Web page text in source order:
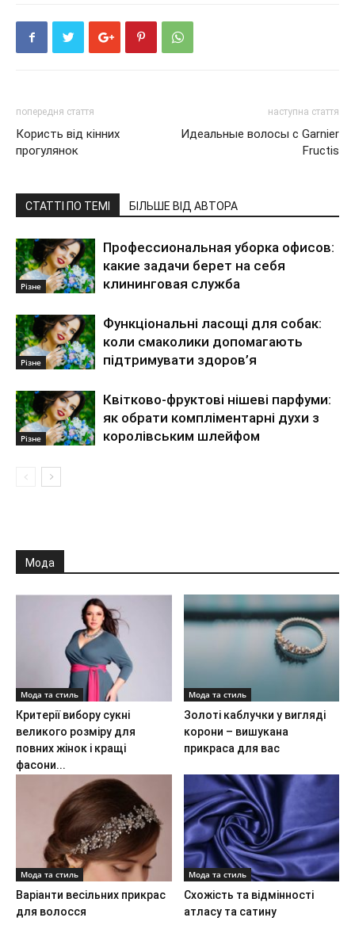
попередня стаття
Користь від кінних
прогулянок
наступна стаття
Идеальные волосы с Garnier
Fructis
СТАТТІ ПО ТЕМІ БІЛЬШЕ ВІД АВТОРА
Різне
Профессиональная уборка офисов:
какие задачи берет на себя
клининговая служба
Різне
Функціональні ласощі для собак:
коли смаколики допомагають
підтримувати здоров’я
Різне
Квітково-фруктові нішеві парфуми:
як обрати компліментарні духи з
королівським шлейфом
Мода
Мода та стиль
Критерії вибору сукні
великого розміру для
повних жінок і кращі
фасони...
Мода та стиль
Золоті каблучки у вигляді
корони – вишукана
прикраса для вас
Мода та стиль
Варіанти весільних прикрас
для волосся
Мода та стиль
Схожість та відмінності
атласу та сатину